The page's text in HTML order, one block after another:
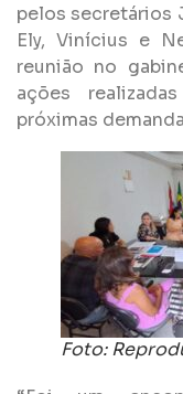
pelos secretários
Ely, Vinícius e
reunião no
ações
próximas
Foto: